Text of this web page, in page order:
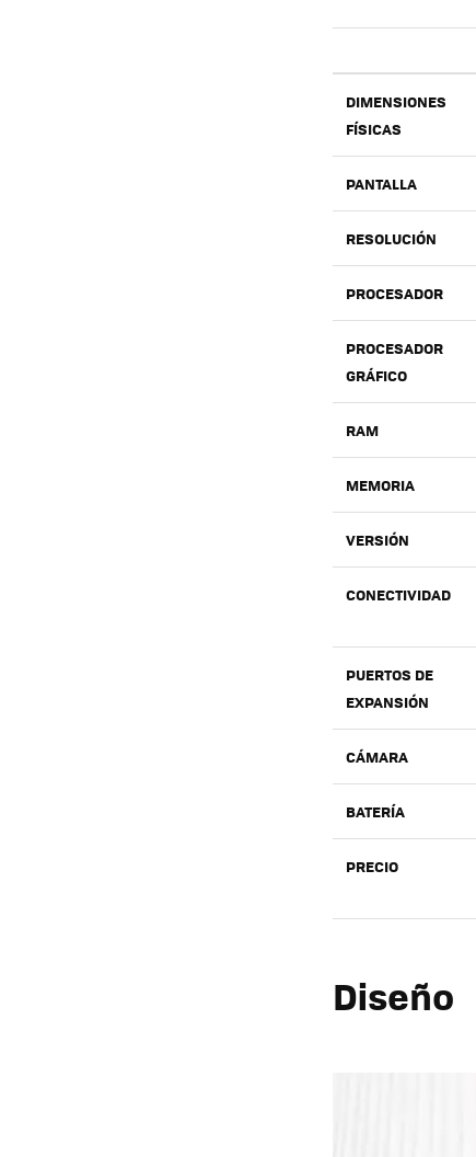
DIMENSIONES
FÍSICAS
PANTALLA
RESOLUCIÓN
PROCESADOR
PROCESADOR
GRÁFICO
RAM
MEMORIA
VERSIÓN
CONECTIVIDAD
PUERTOS DE
EXPANSIÓN
CÁMARA
BATERÍA
PRECIO
Diseño